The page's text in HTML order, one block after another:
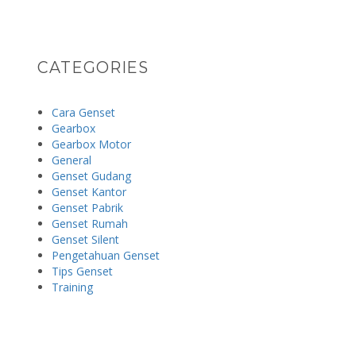
CATEGORIES
Cara Genset
Gearbox
Gearbox Motor
General
Genset Gudang
Genset Kantor
Genset Pabrik
Genset Rumah
Genset Silent
Pengetahuan Genset
Tips Genset
Training